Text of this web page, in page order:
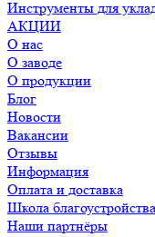
Инструменты для
АКЦИИ
О нас
О заводе
О продукции
Блог
Новости
Вакансии
Отзывы
Информация
Оплата и доставка
Школа благоустройства
Наши партнёры